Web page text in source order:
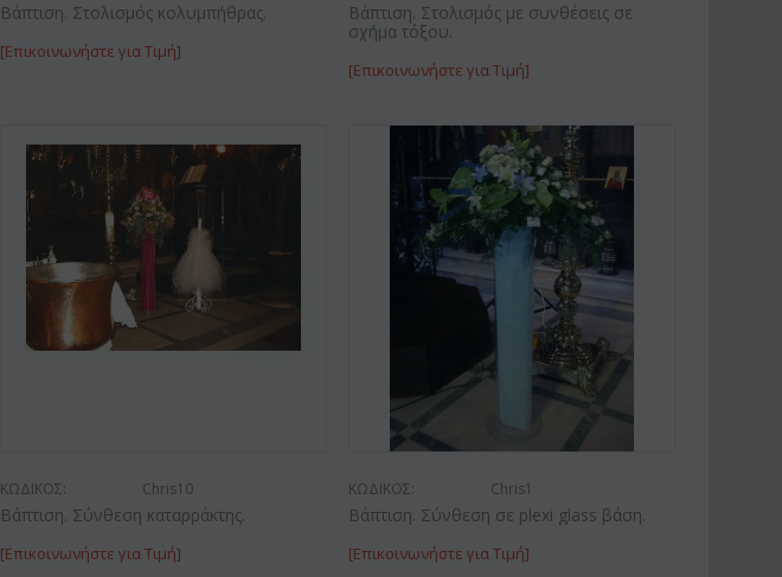
Βάπτιση. Στολισμός κολυμπήθρας.
[Επικοινωνήστε για Τιμή]
Βάπτιση. Στολισμός με συνθέσεις σε
σχήμα τόξου.
[Επικοινωνήστε για Τιμή]
ΚΩΔΙΚΟΣ: Chris10
Βάπτιση. Σύνθεση καταρράκτης.
[Επικοινωνήστε για Τιμή]
ΚΩΔΙΚΟΣ: Chris1
Βάπτιση. Σύνθεση σε plexi glass βάση.
[Επικοινωνήστε για Τιμή]